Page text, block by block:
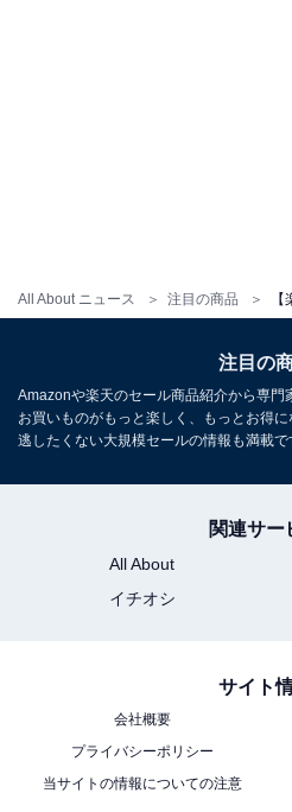
All About ニュース 注目の商品
注目の
Amazonや楽天のセール商品紹介から専
お買いものがもっと楽しく、もっとお得
逃したくない大規模セールの情報も満載で
関連サー
All About
イチオシ
サイト
会社概要
プライバシーポリシー
当サイトの情報についての注意